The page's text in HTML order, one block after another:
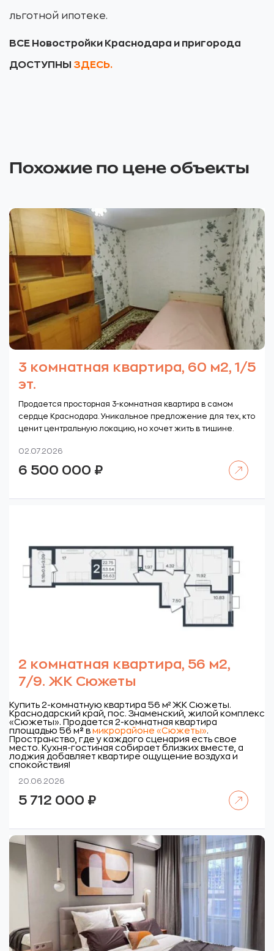
льготной ипотеке.
ВСЕ Новостройки Краснодара и пригорода
ДОСТУПНЫ ЗДЕСЬ.
Похожие по цене объекты
3 комнатная квартира, 60 м2, 1/5
эт.
Продается просторная 3-комнатная квартира в самом
сердце Краснодара. Уникальное предложение для тех, кто
ценит центральную локацию, но хочет жить в тишине.
02.07.2026
6 500 000 ₽
2 комнатная квартира, 56 м2,
7/9. ЖК Сюжеты
Купить 2-комнатную квартира 56 м² ЖК Сюжеты.
Краснодарский край, пос. Знаменский, жилой комплекс
«Сюжеты». Продается 2-комнатная квартира
площадью 56 м² в микрорайоне «Сюжеты».
Пространство, где у каждого сценария есть свое
место. Кухня-гостиная собирает близких вместе, а
лоджия добавляет квартире ощущение воздуха и
спокойствия!
20.06.2026
5 712 000 ₽